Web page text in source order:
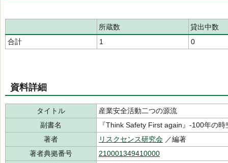
所蔵数
貸出中数
合計
1 0
資料詳細
タイトル
産業安全活動二つの源流
副書名
『Think Safety First again』-100年の
著者
リスクセンス研究会 ／編著
著者典拠番号
210001349410000